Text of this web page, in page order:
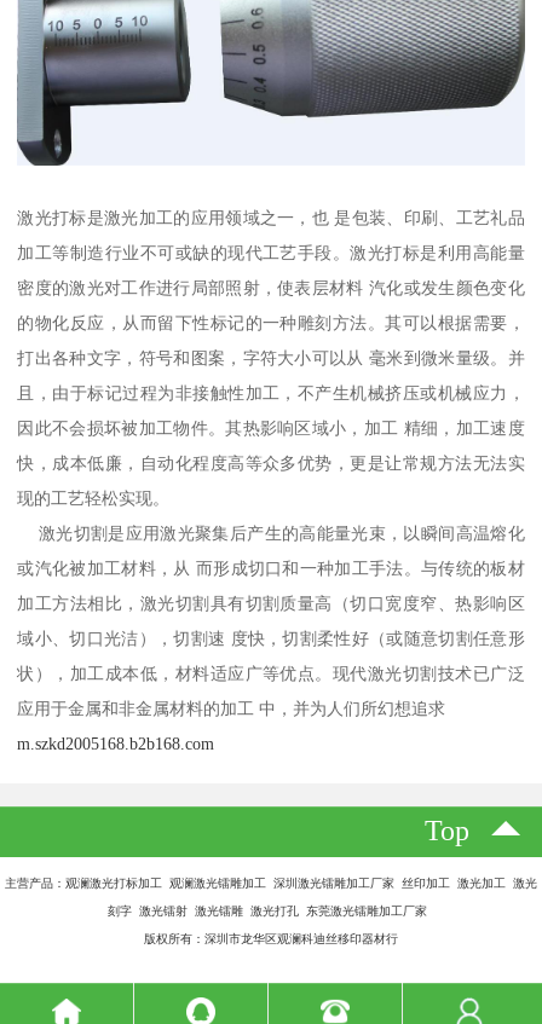
激光打标是激光加工的应用领域之一，也 是包装、印刷、工艺礼品
加工等制造行业不可或缺的现代工艺手段。激光打标是利用高能量
密度的激光对工作进行局部照射，使表层材料 汽化或发生颜色变化
的物化反应，从而留下性标记的一种雕刻方法。其可以根据需要，
打出各种文字，符号和图案，字符大小可以从 毫米到微米量级。并
且，由于标记过程为非接触性加工，不产生机械挤压或机械应力，
因此不会损坏被加工物件。其热影响区域小，加工 精细，加工速度
快，成本低廉，自动化程度高等众多优势，更是让常规方法无法实
现的工艺轻松实现。
激光切割是应用激光聚集后产生的高能量光束，以瞬间高温熔化
或汽化被加工材料，从 而形成切口和一种加工手法。与传统的板材
加工方法相比，激光切割具有切割质量高（切口宽度窄、热影响区
域小、切口光洁），切割速 度快，切割柔性好（或随意切割任意形
状），加工成本低，材料适应广等优点。现代激光切割技术已广泛
应用于金属和非金属材料的加工 中，并为人们所幻想追求
m.szkd2005168.b2b168.com
Top
主营产品：观澜激光打标加工 观澜激光镭雕加工 深圳激光镭雕加工厂家 丝印加工 激光加工 激光
刻字 激光镭射 激光镭雕 激光打孔 东莞激光镭雕加工厂家
版权所有：深圳市龙华区观澜科迪丝移印器材行